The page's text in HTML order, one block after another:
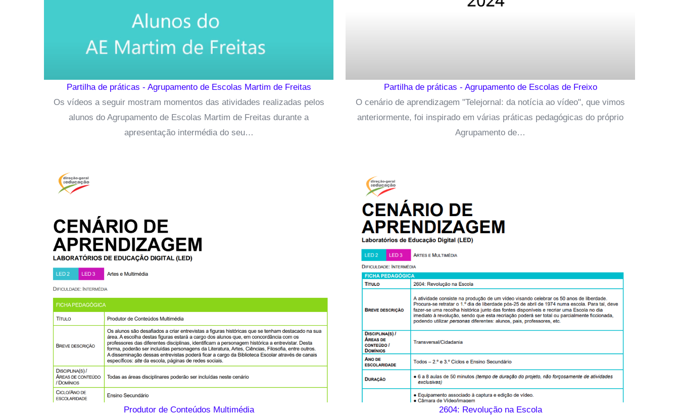
Partilha de práticas - Agrupamento de Escolas Martim de Freitas
Os vídeos a seguir mostram momentos das atividades realizadas pelos
alunos do Agrupamento de Escolas Martim de Freitas durante a
apresentação intermédia do seu…
Partilha de práticas - Agrupamento de Escolas de Freixo
O cenário de aprendizagem "Telejornal: da notícia ao vídeo", que vimos
anteriormente, foi inspirado em várias práticas pedagógicas do próprio
Agrupamento de…
Produtor de Conteúdos Multimédia 2604: Revolução na Escola